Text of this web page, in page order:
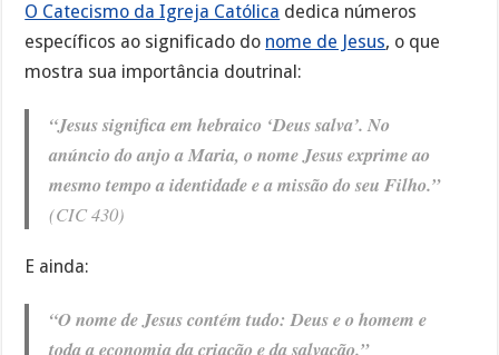
O Catecismo da Igreja Católica dedica números
específicos ao significado do nome de Jesus, o que
mostra sua importância doutrinal:
“Jesus significa em hebraico ‘Deus salva’. No
anúncio do anjo a Maria, o nome Jesus exprime ao
mesmo tempo a identidade e a missão do seu Filho.”
(CIC 430)
E ainda:
“O nome de Jesus contém tudo: Deus e o homem e
toda a economia da criação e da salvação.”